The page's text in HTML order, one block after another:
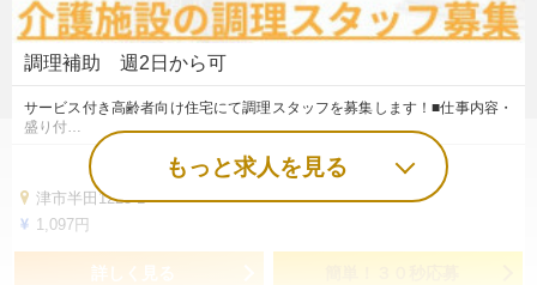
調理補助 週2日から可
サービス付き高齢者向け住宅にて調理スタッフを募集します！■仕事内容・
盛り付…
津市半田1225-1
1,097円
詳しく見る
もっと求人を見る